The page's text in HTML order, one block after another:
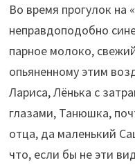
Во время прогулок на
неправдоподобно
парное молоко,
опьяненному этим
Лариса, Лёнька с
глазами, Танюшка,
отца, да маленький
что, если бы не эти